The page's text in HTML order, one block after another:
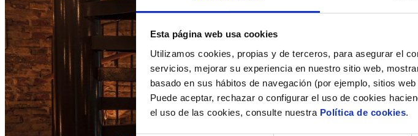
Esta página web usa cookies
Utilizamos cookies, propias y de terceros, para asegurar el
servicios, mejorar su experiencia en nuestro sitio web,
basado en sus hábitos de navegación (por ejemplo, sitios
Puede aceptar, rechazar o configurar el uso de cookies
el uso de las cookies, consulte nuestra Política de cookies.